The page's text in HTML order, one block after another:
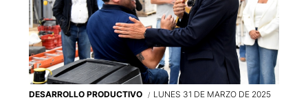
DESARROLLO PRODUCTIVO LUNES 31 DE MARZO DE 2025